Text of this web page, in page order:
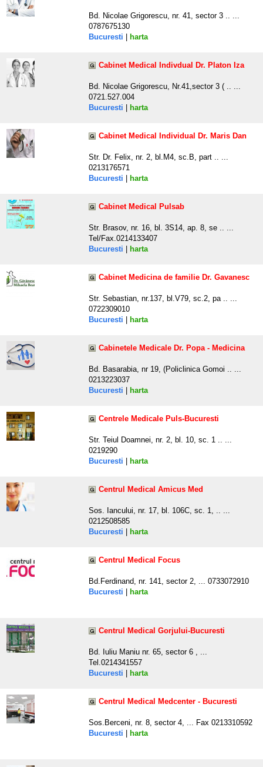
Bd. Nicolae Grigorescu, nr. 41, sector 3 .. ...
0787675130
Bucuresti
harta
Cabinet Medical Indivdual Dr. Platon Iza
Bd. Nicolae Grigorescu, Nr.41,sector 3 ( .. ...
0721.527.004
Bucuresti
harta
Cabinet Medical Individual Dr. Maris Dan
Str. Dr. Felix, nr. 2, bl.M4, sc.B, part .. ...
0213176571
Bucuresti
harta
Cabinet Medical Pulsab
Str. Brasov, nr. 16, bl. 3S14, ap. 8, se .. ...
Tel/Fax.0214133407
Bucuresti
harta
Cabinet Medicina de familie Dr. Gavanesc
Str. Sebastian, nr.137, bl.V79, sc.2, pa .. ...
0722309010
Bucuresti
harta
Cabinetele Medicale Dr. Popa - Medicina
Bd. Basarabia, nr 19, (Policlinica Gomoi .. ...
0213223037
Bucuresti
harta
Centrele Medicale Puls-Bucuresti
Str. Teiul Doamnei, nr. 2, bl. 10, sc. 1 .. ...
0219290
Bucuresti
harta
Centrul Medical Amicus Med
Sos. Iancului, nr. 17, bl. 106C, sc. 1, .. ...
0212508585
Bucuresti
harta
Centrul Medical Focus
Bd.Ferdinand, nr. 141, sector 2, ... 0733072910
Bucuresti
harta
Centrul Medical Gorjului-Bucuresti
Bd. Iuliu Maniu nr. 65, sector 6 , ...
Tel.0214341557
Bucuresti
harta
Centrul Medical Medcenter - Bucuresti
Sos.Berceni, nr. 8, sector 4, ... Fax 0213310592
Bucuresti
harta